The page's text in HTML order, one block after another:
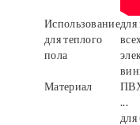
Использование
для теплого
пола
для
Материал
...